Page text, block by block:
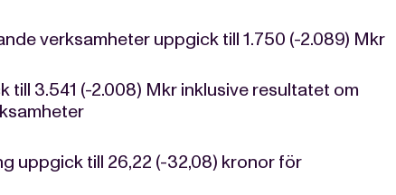
verksamheter uppgick till 1.750 (-2.089) Mkr
3.541 (-2.008) Mkr inklusive resultatet om
uppgick till 26,22 (-32,08) kronor för